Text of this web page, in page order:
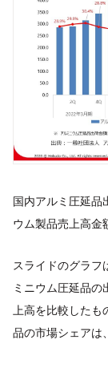
国内アルミ圧延品
ウム製品売上高金
スライドのグラフ
ミニウム圧延品
上高を比較したも
品の市場シェアは